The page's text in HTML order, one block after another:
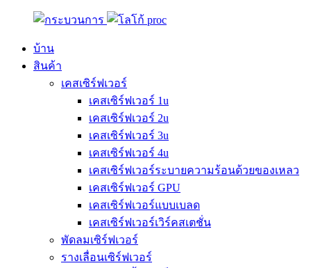
บ้าน
สินค้า
เคสเซิร์ฟเวอร์
เคสเซิร์ฟเวอร์ 1u
เคสเซิร์ฟเวอร์ 2u
เคสเซิร์ฟเวอร์ 3u
เคสเซิร์ฟเวอร์ 4u
เคสเซิร์ฟเวอร์ระบายความร้อนด้วยของเหลว
เคสเซิร์ฟเวอร์ GPU
เคสเซิร์ฟเวอร์แบบเบลด
เคสเซิร์ฟเวอร์เวิร์คสเตชั่น
พัดลมเซิร์ฟเวอร์
รางเลื่อนเซิร์ฟเวอร์